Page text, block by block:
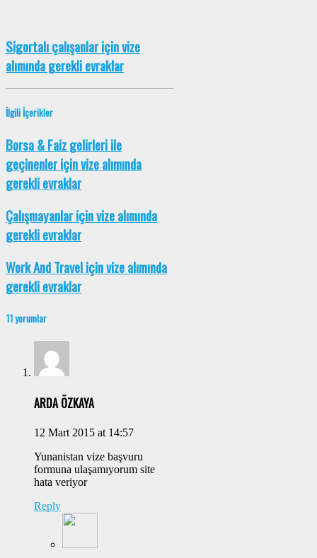
Sigortalı çalışanlar için vize
alımında gerekli evraklar
İlgili İçerikler
Borsa & Faiz gelirleri ile
geçinenler için vize alımında
gerekli evraklar
Çalışmayanlar için vize alımında
gerekli evraklar
Work And Travel için vize alımında
gerekli evraklar
11 yorumlar
ARDA ÖZKAYA
12 Mart 2015 at 14:57
Yunanistan vize başvuru
formuna ulaşamıyorum site
hata veriyor
Reply